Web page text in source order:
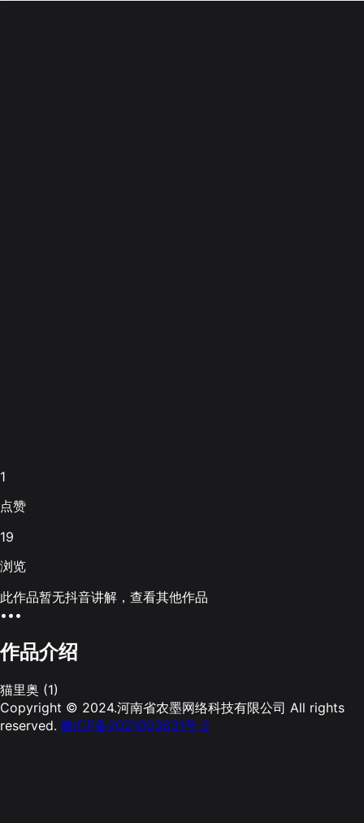
1
点赞
19
浏览
此作品暂无抖音讲解，查看其他作品
•••
作品介绍
猫里奥 (1)
Copyright © 2024.河南省农墨网络科技有限公司 All rights
reserved. 豫ICP备2021003631号-2